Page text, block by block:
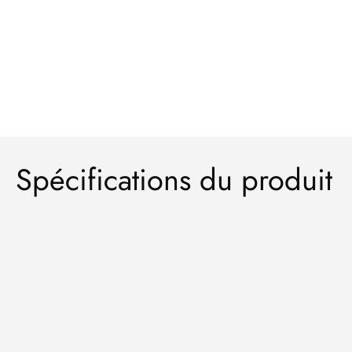
Spécifications du produit